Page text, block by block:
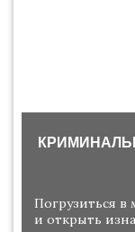
Погрузиться
и открыть